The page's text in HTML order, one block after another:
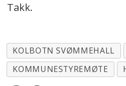
Takk.
KOLBOTN SVØMMEHALL
KOMMUNESTYREMØTE